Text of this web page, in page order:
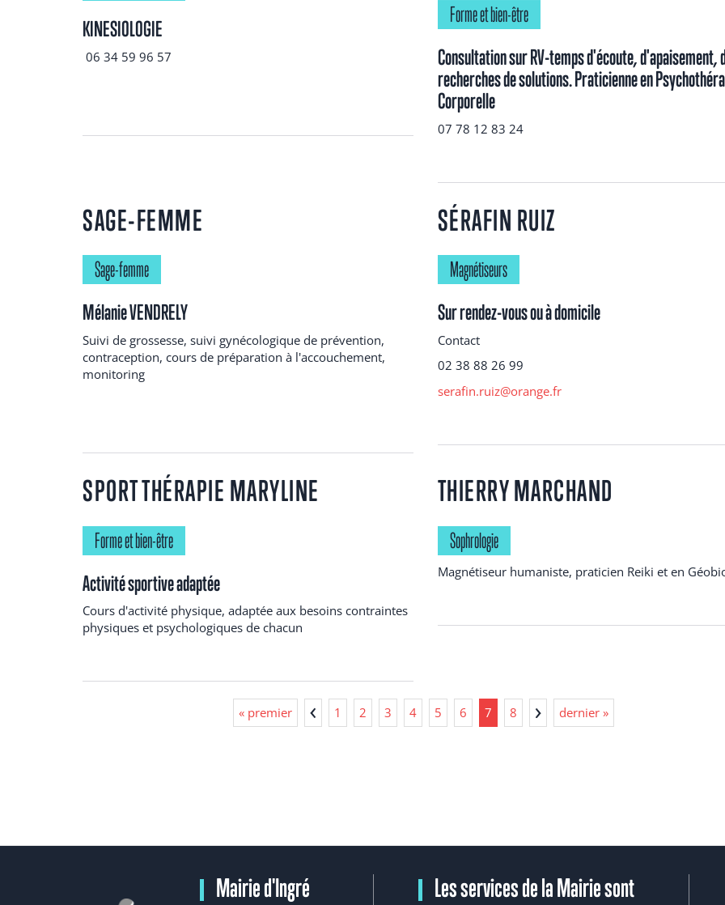
KINESIOLOGIE
06 34 59 96 57
Forme et bien-être
Consultation sur RV-temps d'écoute, d'apaisement,
recherches de solutions. Praticienne en
Corporelle
07 78 12 83 24
SAGE-FEMME
Sage-femme
Mélanie VENDRELY
Suivi de grossesse, suivi gynécologique de prévention,
contraception, cours de préparation à l'accouchement,
monitoring
SÉRAFIN RUIZ
Magnétiseurs
Sur rendez-vous ou à domicile
Contact
02 38 88 26 99
serafin.ruiz@orange.fr
SPORT THÉRAPIE MARYLINE
Forme et bien-être
Activité sportive adaptée
Cours d'activité physique, adaptée aux besoins contraintes
physiques et psychologiques de chacun
THIERRY MARCHAND
Sophrologie
Magnétiseur humaniste, praticien Reiki et en
« premier 1 2 3 4 5 6 7 8 dernier »
Mairie d'Ingré
Les services de la Mairie sont